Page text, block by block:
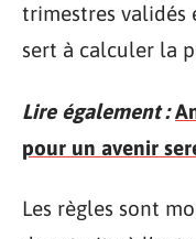
trimestres validés
sert à calculer la
Lire également :
pour un avenir
Les règles sont